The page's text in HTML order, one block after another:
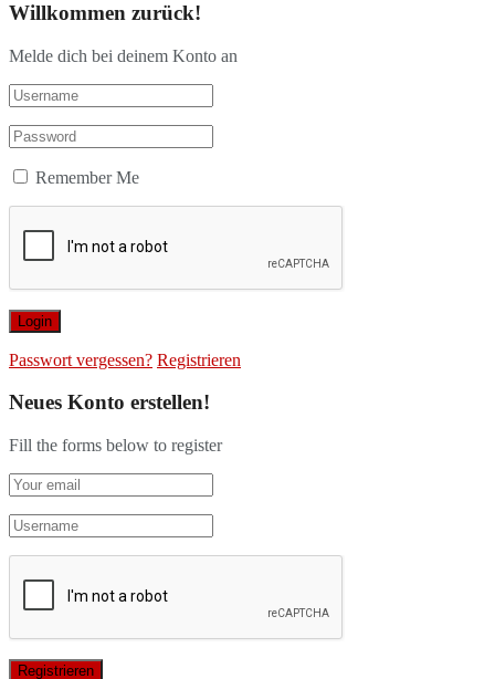
Willkommen zurück!
Melde dich bei deinem Konto an
Remember Me
Passwort vergessen? Registrieren
Neues Konto erstellen!
Fill the forms below to register